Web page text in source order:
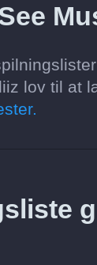
lov til at